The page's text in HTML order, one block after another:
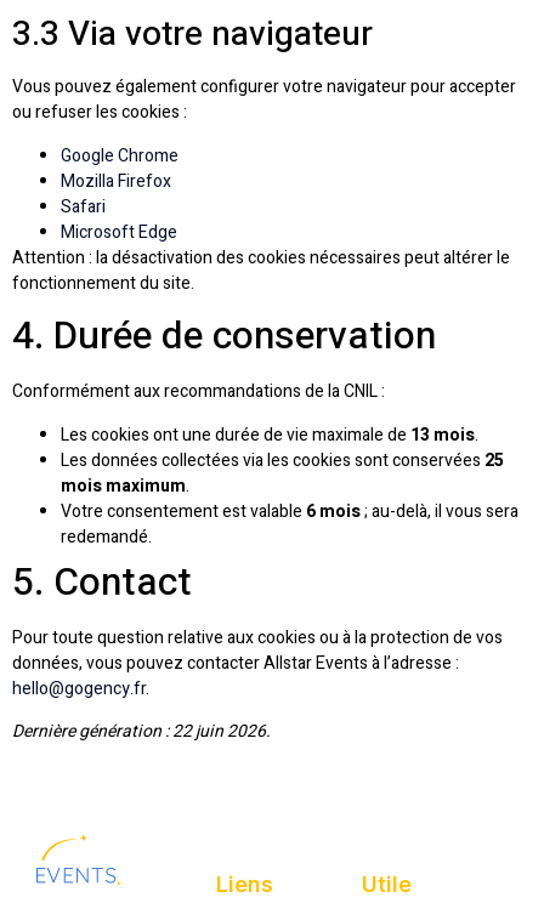
3.3 Via votre navigateur
Vous pouvez également configurer votre navigateur pour accepter
ou refuser les cookies :
Google Chrome
Mozilla Firefox
Safari
Microsoft Edge
Attention : la désactivation des cookies nécessaires peut altérer le
fonctionnement du site.
4. Durée de conservation
Conformément aux recommandations de la CNIL :
Les cookies ont une durée de vie maximale de 13 mois.
Les données collectées via les cookies sont conservées 25
mois maximum.
Votre consentement est valable 6 mois; au-delà, il vous sera
redemandé.
5. Contact
Pour toute question relative aux cookies ou à la protection de vos
données, vous pouvez contacter Allstar Events à l’adresse :
hello@gogency.fr.
Dernière génération : 22 juin 2026.
Liens
Utile